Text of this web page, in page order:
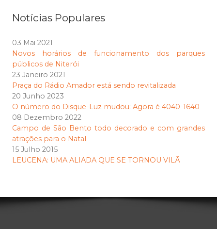
Notícias Populares
03 Mai 2021
Novos horários de funcionamento dos parques
públicos de Niterói
23 Janeiro 2021
Praça do Rádio Amador está sendo revitalizada
20 Junho 2023
O número do Disque-Luz mudou: Agora é 4040-1640
08 Dezembro 2022
Campo de São Bento todo decorado e com grandes
atrações para o Natal
15 Julho 2015
LEUCENA: UMA ALIADA QUE SE TORNOU VILÃ